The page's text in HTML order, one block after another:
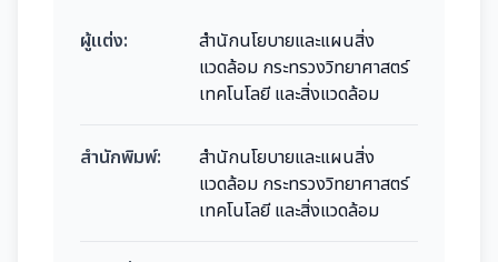
ผู้แต่ง:
สำนักนโยบายและแผนสิ่ง
แวดล้อม กระทรวงวิทยาศาสตร์
เทคโนโลยี และสิ่งแวดล้อม
สำนักพิมพ์:
สำนักนโยบายและแผนสิ่ง
แวดล้อม กระทรวงวิทยาศาสตร์
เทคโนโลยี และสิ่งแวดล้อม